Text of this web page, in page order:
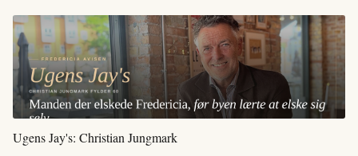
Ugens Jay's: Christian Jungmark